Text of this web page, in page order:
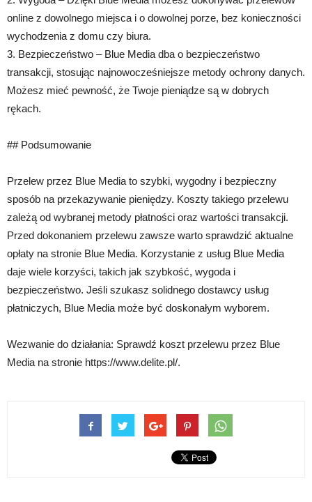
online z dowolnego miejsca i o dowolnej porze, bez konieczności
wychodzenia z domu czy biura.
3. Bezpieczeństwo – Blue Media dba o bezpieczeństwo
transakcji, stosując najnowocześniejsze metody ochrony danych.
Możesz mieć pewność, że Twoje pieniądze są w dobrych
rękach.
## Podsumowanie
Przelew przez Blue Media to szybki, wygodny i bezpieczny
sposób na przekazywanie pieniędzy. Koszty takiego przelewu
zależą od wybranej metody płatności oraz wartości transakcji.
Przed dokonaniem przelewu zawsze warto sprawdzić aktualne
opłaty na stronie Blue Media. Korzystanie z usług Blue Media
daje wiele korzyści, takich jak szybkość, wygoda i
bezpieczeństwo. Jeśli szukasz solidnego dostawcy usług
płatniczych, Blue Media może być doskonałym wyborem.
Wezwanie do działania: Sprawdź koszt przelewu przez Blue
Media na stronie https://www.delite.pl/.